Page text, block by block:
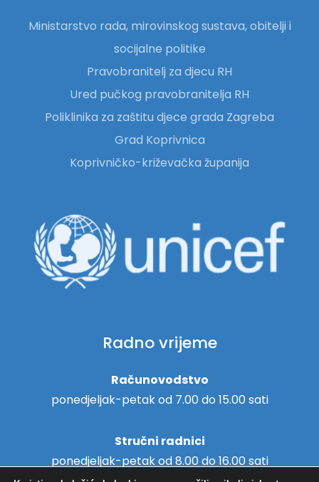
Ministarstvo rada, mirovinskog sustava, obitelji i
socijalne politike
Pravobranitelj za djecu RH
Ured pučkog pravobranitelja RH
Poliklinika za zaštitu djece grada Zagreba
Grad Koprivnica
Koprivničko-križevačka županija
Radno vrijeme
Računovodstvo
ponedjeljak-petak od 7.00 do 15.00 sati
Stručni radnici
ponedjeljak-petak od 8.00 do 16.00 sati